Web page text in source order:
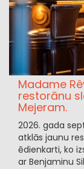
Madame
restorānu
Mejeram.
2026. gada
atklās jaunu
ēdienkarti, ko
ar Benjaminu